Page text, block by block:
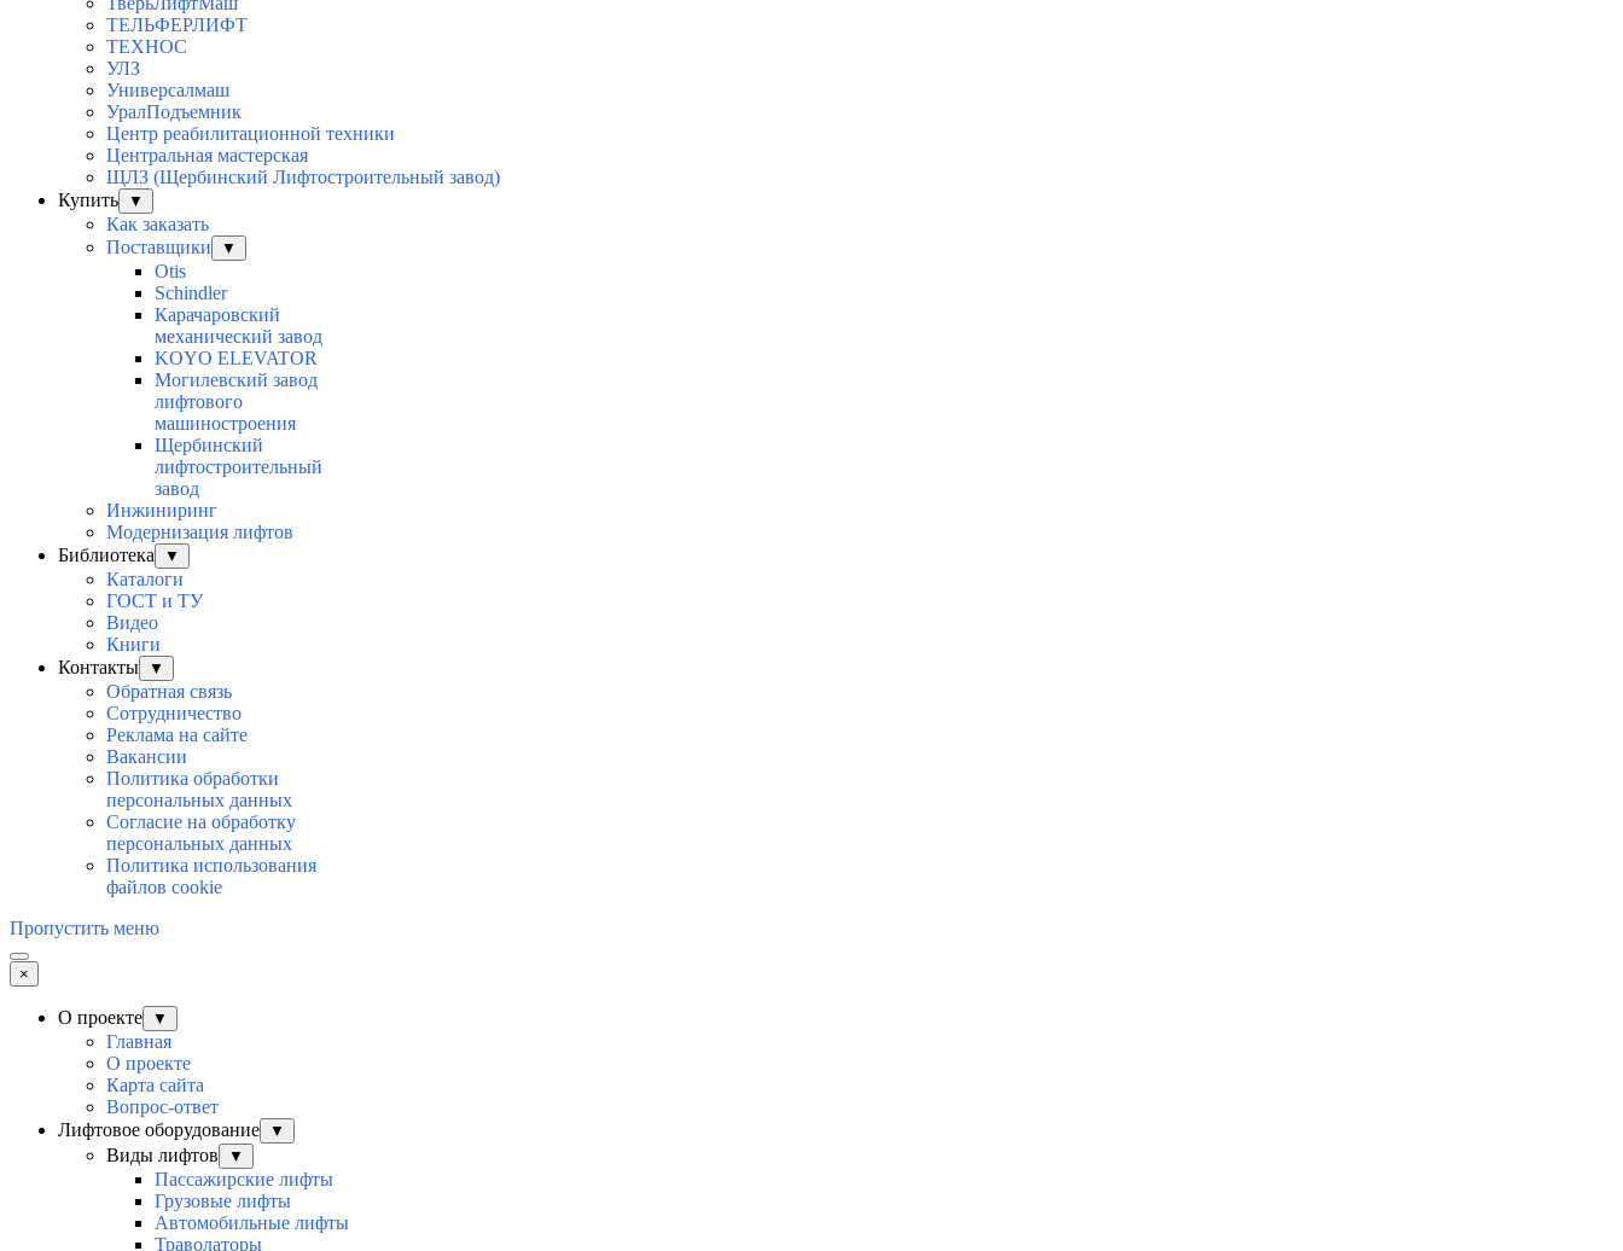
ТЕЛЬФЕРЛИФТ
ТЕХНОС
УЛЗ
Универсалмаш
УралПодъемник
Центр реабилитационной техники
Центральная мастерская
ЩЛЗ (Щербинский Лифтостроительный завод)
Купить
▼
Как заказать
Поставщики
▼
Otis
Schindler
Карачаровский
механический завод
KOYO ELEVATOR
Могилевский завод
лифтового
машиностроения
Щербинский
лифтостроительный
завод
Инжиниринг
Модернизация лифтов
Библиотека
▼
Каталоги
ГОСТ и ТУ
Видео
Книги
Контакты
▼
Обратная связь
Сотрудничество
Реклама на сайте
Вакансии
Политика обработки
персональных данных
Согласие на обработку
персональных данных
Политика использования
файлов cookie
Пропустить меню
×
О проекте ▼
Главная
О проекте
Карта сайта
Вопрос-ответ
Лифтовое оборудование
▼
Виды лифтов ▼
Пассажирские лифты
Грузовые лифты
Автомобильные лифты
Траволаторы